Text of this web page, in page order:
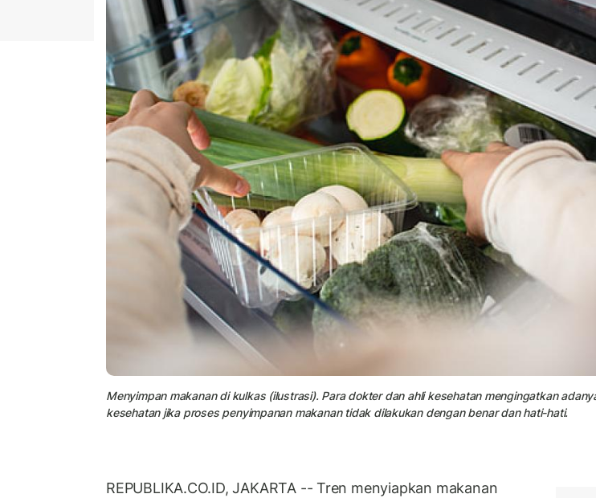
Menyimpan makanan di kulkas (ilustrasi). Para dokter dan ahli kesehatan mengingatkan
kesehatan jika proses penyimpanan makanan tidak dilakukan dengan benar dan hati-hati.
REPUBLIKA.CO.ID, JAKARTA -- Tren menyiapkan makanan